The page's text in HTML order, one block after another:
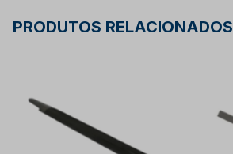
PRODUTOS RELACIONADOS